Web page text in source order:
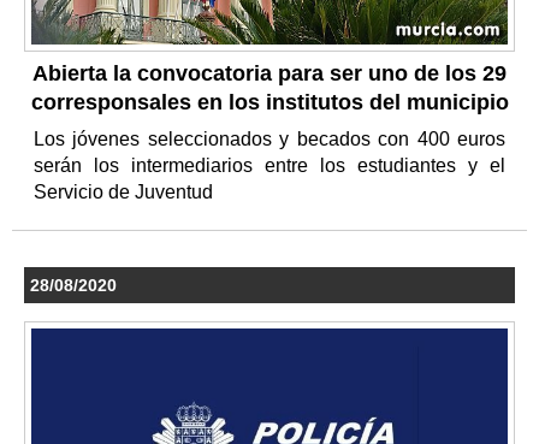
Abierta la convocatoria para ser uno de los 29
corresponsales en los institutos del municipio
Los jóvenes seleccionados y becados con 400 euros
serán los intermediarios entre los estudiantes y el
Servicio de Juventud
28/08/2020